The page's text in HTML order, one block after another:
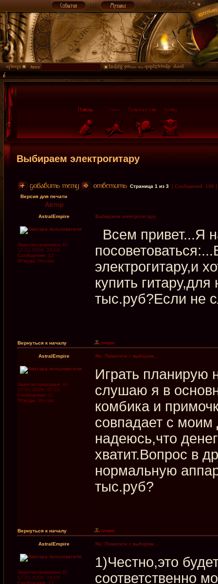
Выбираем электрогитару
Страница 1 из 3 [ Сообщений: 106 ]
Версия для печати
Автор
AstralEmpire Выбираем электрогитару
Зарегистрирован: Вт
17.01.2006, 20:03
Сообщения: 22
Откуда: Москва
Всем привет...Я
электрогитару,и
купить
тыс.руб?Если не
Вернуться к началу
AstralEmpire Re: Помогите с выбором...
Зарегистрирован: Вт
17.01.2006, 20:03
Сообщения: 22
Откуда: Москва
Играть планирую
слушаю я в
комбика и
совпадает с моим
надеюсь,что
хватит.Вопрос в
нормальную
тыс.руб?
Вернуться к началу
AstralEmpire Re: Помогите с выбором...
Зарегистрирован: Вт
17.01.2006, 20:03
Сообщения: 22
1)Честно,это
соответственно